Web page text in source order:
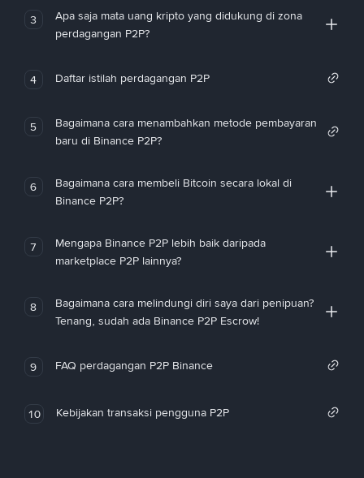
3
Apa saja mata uang kripto yang didukung di zona
perdagangan P2P?
4 Daftar istilah perdagangan P2P
5
Bagaimana cara menambahkan metode pembayaran
baru di Binance P2P?
6
Bagaimana cara membeli Bitcoin secara lokal di
Binance P2P?
7
Mengapa Binance P2P lebih baik daripada
marketplace P2P lainnya?
8
Bagaimana cara melindungi diri saya dari penipuan?
Tenang, sudah ada Binance P2P Escrow!
9 FAQ perdagangan P2P Binance
10 Kebijakan transaksi pengguna P2P